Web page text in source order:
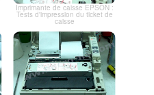
Imprimante de caisse EPSON :
Tests d'impression du ticket de
caisse